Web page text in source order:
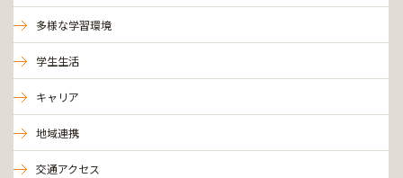
多様な学習環境
学生生活
キャリア
地域連携
交通アクセス